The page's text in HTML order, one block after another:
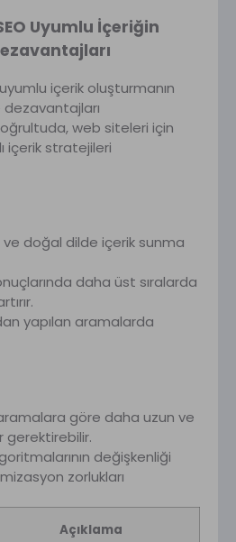
Uyumlu İçeriğin
içerik oluşturmanın
web siteleri için
içerik stratejileri
ve doğal dilde içerik sunma
daha üst sıralarda
yapılan aramalarda
göre daha uzun ve
gerektirebilir.
değişkenliği
zorlukları
Açıklama